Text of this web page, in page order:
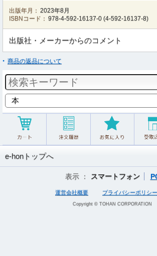
出版年月： 2023年8月
ISBNコード： 978-4-592-16137-0 (4-592-16137-8)
出版社・メーカーからのコメント
商品の返品について
e-honトップへ
表示 ： スマートフォン
運営会社概要 プライバシーポリシー
Copyright © TOHAN CORPORATION